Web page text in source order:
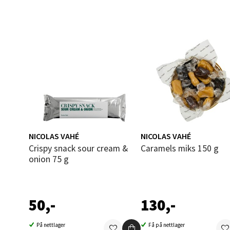
NICOLAS VAHÉ
Crispy snack sour cream &
onion 75 g
50,-
På nettlager
NICOLAS VAHÉ
Caramels miks 150 g
130,-
Få på nettlager
Åpent i
0 i
Åpent